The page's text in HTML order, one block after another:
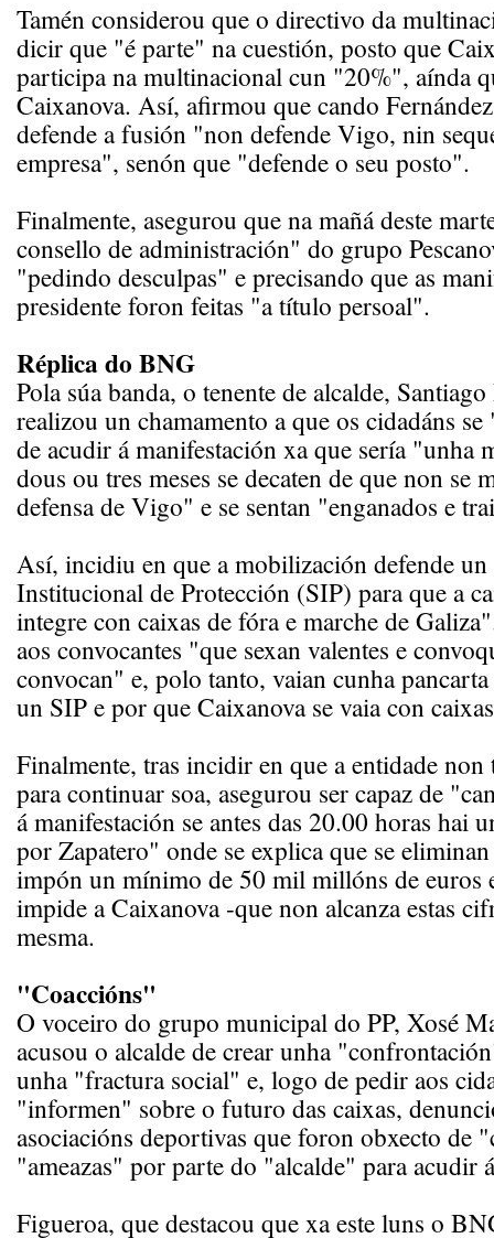
Tamén considerou que o directivo da
dicir que "é parte" na cuestión, posto que
participa na multinacional cun "20%", aínda
Caixanova. Así, afirmou que cando
defende a fusión "non defende Vigo, nin
empresa", senón que "defende o seu posto".
Finalmente, asegurou que na mañá deste
consello de administración" do grupo
"pedindo desculpas" e precisando que as
presidente foron feitas "a título persoal".
Réplica do BNG
Pola súa banda, o tenente de alcalde,
realizou un chamamento a que os cidadáns
de acudir á manifestación xa que sería "unha
dous ou tres meses se decaten de que non se
defensa de Vigo" e se sentan "enganados e
Así, incidiu en que a mobilización defende un
Institucional de Protección (SIP) para que a
integre con caixas de fóra e marche de
aos convocantes "que sexan valentes e
convocan" e, polo tanto, vaian cunha
un SIP e por que Caixanova se vaia con
Finalmente, tras incidir en que a entidade non
para continuar soa, asegurou ser capaz de
á manifestación se antes das 20.00 horas hai
por Zapatero" onde se explica que se
impón un mínimo de 50 mil millóns de euros
impide a Caixanova -que non alcanza estas
mesma.
"Coaccións"
O voceiro do grupo municipal do PP, Xosé
acusou o alcalde de crear unha
unha "fractura social" e, logo de pedir aos
"informen" sobre o futuro das caixas,
asociacións deportivas que foron obxecto de
"ameazas" por parte do "alcalde" para acudir
Figueroa, que destacou que xa este luns o